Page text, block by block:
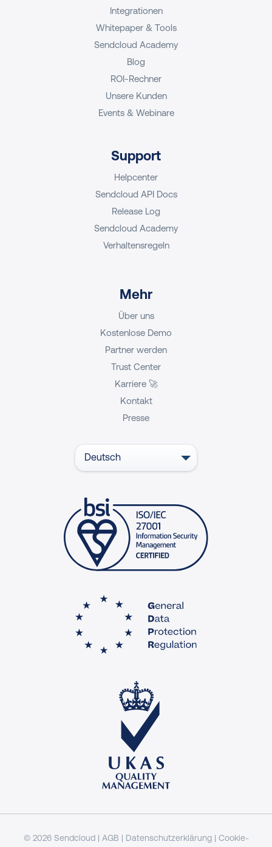
Integrationen
Whitepaper & Tools
Sendcloud Academy
Blog
ROI-Rechner
Unsere Kunden
Events & Webinare
Support
Helpcenter
Sendcloud API Docs
Release Log
Sendcloud Academy
Verhaltensregeln
Mehr
Über uns
Kostenlose Demo
Partner werden
Trust Center
Karriere 🚀
Kontakt
Presse
Deutsch
© 2026 Sendcloud | AGB | Datenschutzerklärung| Cookie-